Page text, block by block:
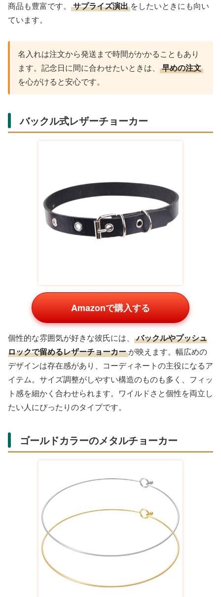
商品も豊富です。 サプライズ演出 をしたいときにも向い
ています。
名入れは注文から発送まで時間がかかることもあり
ます。記念日に間に合わせたいときは、
早めの注文
を心がけると安心です。
バックル式レザーチョーカー
Amazonで購入する
個性的な雰囲気が好きな彼氏には、
バックルやプッシュ
ロックで留めるレザーチョーカー が映えます。幅広めの
デザインは存在感があり、コーディネートの主役になるア
イテム。サイズ調整がしやすい構造のものも多く、フィッ
ト感を細かく合わせられます。ワイルドさと個性を両立し
たい人にぴったりのタイプです。
ゴールドカラーのメタルチョーカー